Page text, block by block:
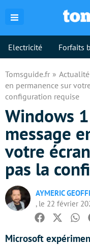
Electricité Forfaits
Tomsguide.fr Actualité
en permanence sur
configuration requise
Windows
message
votre
pas la
AYMERIC
, le 22 février
Facebook
Twitter
Microsoft